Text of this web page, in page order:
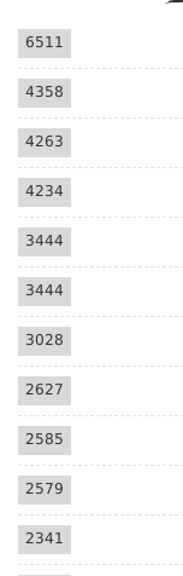
6511
4358
4263
4234
3444
3444
3028
2627
2585
2579
2341